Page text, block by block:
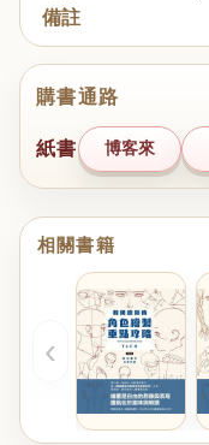
備註
購書通路
紙書 博客來
相關書籍
‹